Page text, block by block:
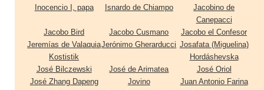
Inocencio I, papa
Isnardo de Chiampo
Jacobino de
Canepacci
Jacobo Bird
Jacobo Cusmano
Jacobo el Confesor
Jeremías de Valaquia
Kostistik
Jerónimo Gherarducci Josafata (Miguelina)
Hordáshevska
José Bilczewski
José de Arimatea
José Oriol
José Zhang Dapeng
Jovino
Juan Antonio Farina